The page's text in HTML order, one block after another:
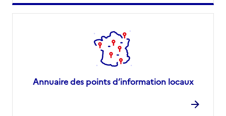
Annuaire des points d’information locaux